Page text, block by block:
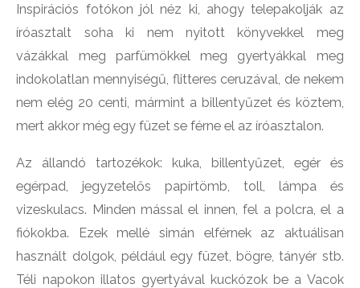
Inspirációs fotókon jól néz ki, ahogy telepakolják az
íróasztalt soha ki nem nyitott könyvekkel meg
vázákkal meg parfümökkel meg gyertyákkal meg
indokolatlan mennyiségű, flitteres ceruzával, de nekem
nem elég 20 centi, mármint a billentyűzet és köztem,
mert akkor még egy füzet se férne el az íróasztalon.
Az állandó tartozékok: kuka, billentyűzet, egér és
egérpad, jegyzetelős papírtömb, toll, lámpa és
vizeskulacs. Minden mással el innen, fel a polcra, el a
fiókokba. Ezek mellé simán elférnek az aktuálisan
használt dolgok, például egy füzet, bögre, tányér stb.
Téli napokon illatos gyertyával kuckózok be a Vacok